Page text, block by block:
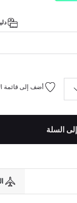
أضف إلى قائمة
السلة